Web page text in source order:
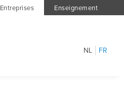
Entreprises Enseignement
NL FR